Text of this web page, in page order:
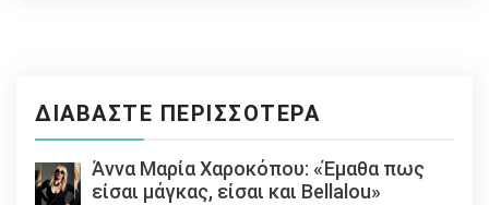
ΔΙΑΒΆΣΤΕ ΠΕΡΙΣΣΌΤΕΡΑ
Άννα Μαρία Χαροκόπου: «Έμαθα πως
είσαι μάγκας, είσαι και Bellalou»